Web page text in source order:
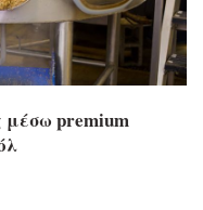
μέσω premium